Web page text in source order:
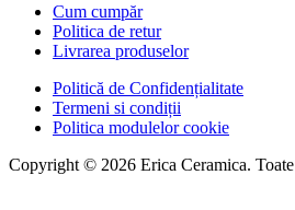
Cum cumpăr
Politica de retur
Livrarea produselor
Politică de Confidențialitate
Termeni si condiții
Politica modulelor cookie
Copyright © 2026 Erica Ceramica.